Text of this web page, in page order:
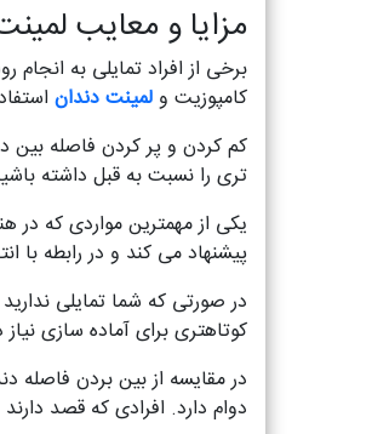
مزایا و معایب
برخی از افراد تمایلی به
کامپوزیت ولمینت دندان
کم کردن و پر کردن فاصله بین
تری را نسبت به قبل داشته
یکی از مهمترین مواردی که در
پیشنهاد می کند و در رابطه با
در صورتی که شما تمایلی
کوتاهتری برای آماده سازی نیاز
در مقایسه از بین بردن فاصله
دوام دارد. افرادی که قصد